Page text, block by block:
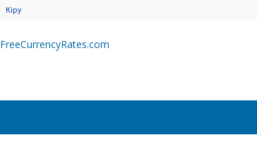
Кіру
FreeCurrencyRates.com